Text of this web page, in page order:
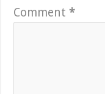
Comment*